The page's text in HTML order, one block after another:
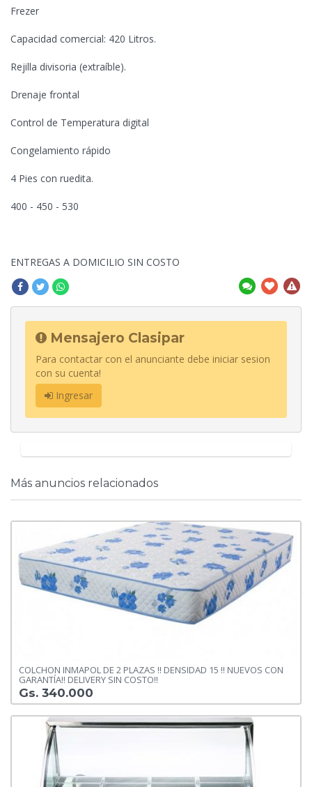
Frezer
Capacidad comercial: 420 Litros.
Rejilla divisoria (extraíble).
Drenaje frontal
Control de Temperatura digital
Congelamiento rápido
4 Pies con ruedita.
400 - 450 - 530
ENTREGAS A DOMICILIO SIN COSTO
Mensajero Clasipar
Para contactar con el anunciante debe iniciar sesion
con su cuenta!
Ingresar
Más anuncios relacionados
COLCHON INMAPOL DE 2 PLAZAS !! DENSIDAD 15 !! NUEVOS CON
GARANTÍA!! DELIVERY SIN COSTO!!
Gs. 340.000